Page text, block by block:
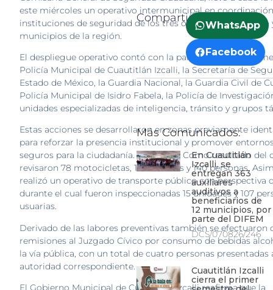
este miércoles un operativo intermunicipal en
instituciones de seguridad de los tres órdenes de gobierno
municipios de la región.
El despliegue operativo contó con la participación de
Policía Municipal de Cuautitlán Izcalli, la Secretaría de
Estado de México, la Guardia Nacional, la Guardia Civil de
Policía Municipal de Isidro Fabela, la Policía de
unidades especializadas de inteligencia, tránsito y grupos
Estas acciones se desarrollaron en zonas previamente
para reforzar la presencia institucional y promover
seguros para la ciudadanía. — 1 of 2 — Como resultado del
revisaron 78 motocicletas, 17 vehículos y 140 personas.
realizó un operativo de transporte público con perspectiva
durante el cual fueron inspeccionadas 15 unidades y 107
usuarias.
Derivado de las labores preventivas también se efectuaron
remisiones al Juzgado Cívico por consumo de bebidas
la vía pública, con un total de cuatro personas presentadas
autoridad correspondiente.
El Gobierno Municipal de Cuautitlán Izcalli reafirma que la
Compartir:
WhatsApp
Facebook
Más Comunicados:
En Cuautitlán
Izcalli, se
entregan 363
auxiliares
auditivos a
beneficiarios de
12 municipios, por
parte del DIFEM
DCS/070826/246
Cuautitlán Izcalli
cierra el primer